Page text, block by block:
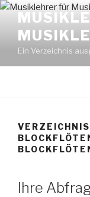
Zum
Inhalt
springen
Ein Verzeichnis
Ihre